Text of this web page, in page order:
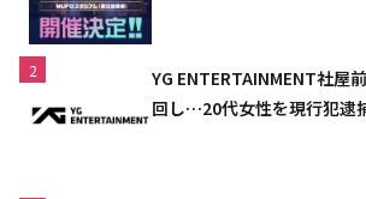
2
YG ENTERTAINMENT社屋
回し…20代女性を現行犯逮